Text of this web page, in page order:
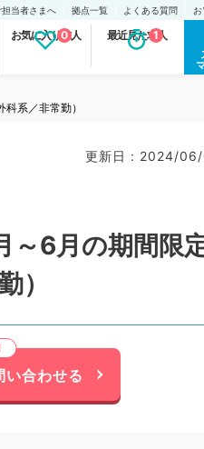
当者さまへ 拠点一覧 よくある質問
お気に入り求人
0 最近見た求人
1
系／非常勤）
更新日 : 2024/
～6月の期間限
）
い合わせる